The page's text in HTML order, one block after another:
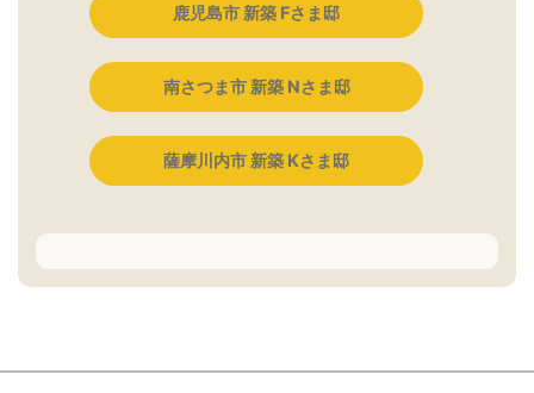
鹿児島市 新築 Fさま邸
南さつま市 新築 Nさま邸
薩摩川内市 新築 Kさま邸